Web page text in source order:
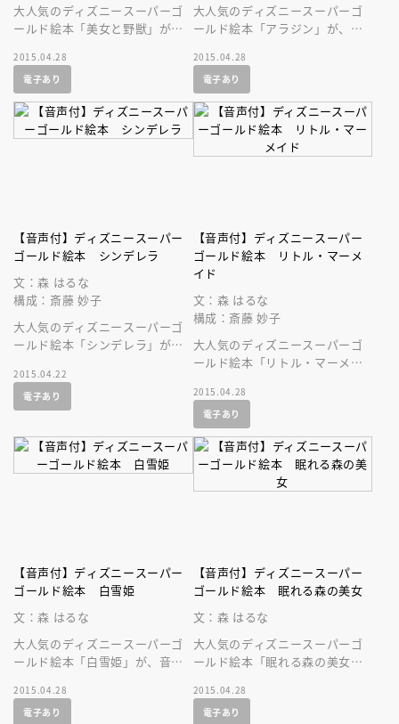
大人気のディズニースーパーゴ
ールド絵本「美女と野獣」が、
場です！
2015.04.28
電子あり
大人気のディズニースーパーゴ
ールド絵本「アラジン」が、美
です！ ディズニーの名作を持
ち歩こう！
2015.04.28
電子あり
【音声付】ディズニースーパー
ゴールド絵本 シンデレラ
文：森 はるな
構成：斎藤 妙子
大人気のディズニースーパーゴ
ールド絵本「シンデレラ」が、
す！
2015.04.22
電子あり
【音声付】ディズニースーパー
ゴールド絵本 リトル・マーメ
イド
文：森 はるな
構成：斎藤 妙子
大人気のディズニースーパーゴ
ールド絵本「リトル・マーメイ
なって登場です！ 名作を持ち
歩こう！
2015.04.28
電子あり
【音声付】ディズニースーパー
ゴールド絵本 白雪姫
文：森 はるな
大人気のディズニースーパーゴ
ールド絵本「白雪姫」が、音声
2015.04.28
電子あり
【音声付】ディズニースーパー
ゴールド絵本 眠れる森の美女
文：森 はるな
大人気のディズニースーパーゴ
ールド絵本「眠れる森の美女」
て登場です！不朽の名作を親子
で楽しもう！
2015.04.28
電子あり